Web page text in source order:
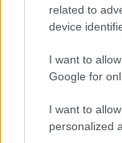
related to
device
I want to
Google for
I want to
personalized